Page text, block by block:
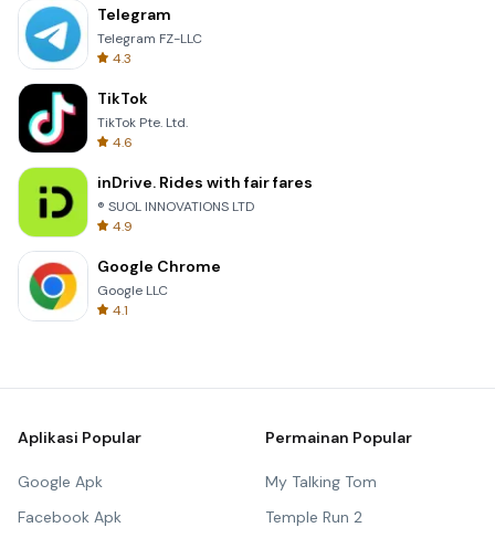
Telegram
Telegram FZ-LLC
4.3
TikTok
TikTok Pte. Ltd.
4.6
inDrive. Rides with fair fares
® SUOL INNOVATIONS LTD
4.9
Google Chrome
Google LLC
4.1
Aplikasi Popular
Google Apk
Facebook Apk
Permainan Popular
My Talking Tom
Temple Run 2